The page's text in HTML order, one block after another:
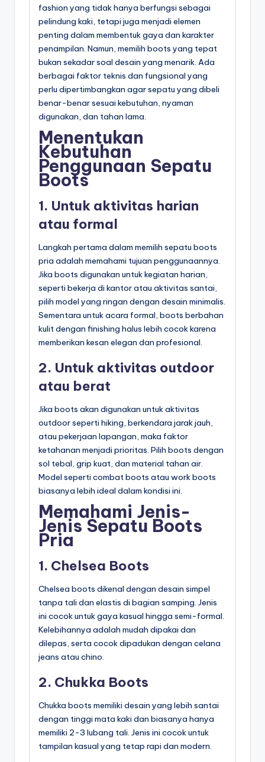
fashion yang tidak hanya berfungsi sebagai
pelindung kaki, tetapi juga menjadi elemen
penting dalam membentuk gaya dan karakter
penampilan. Namun, memilih boots yang tepat
bukan sekadar soal desain yang menarik. Ada
berbagai faktor teknis dan fungsional yang
perlu dipertimbangkan agar sepatu yang dibeli
benar-benar sesuai kebutuhan, nyaman
digunakan, dan tahan lama.
Menentukan
Kebutuhan
Penggunaan Sepatu
Boots
1. Untuk aktivitas harian
atau formal
Langkah pertama dalam memilih sepatu boots
pria adalah memahami tujuan penggunaannya.
Jika boots digunakan untuk kegiatan harian,
seperti bekerja di kantor atau aktivitas santai,
pilih model yang ringan dengan desain minimalis.
Sementara untuk acara formal, boots berbahan
kulit dengan finishing halus lebih cocok karena
memberikan kesan elegan dan profesional.
2. Untuk aktivitas outdoor
atau berat
Jika boots akan digunakan untuk aktivitas
outdoor seperti hiking, berkendara jarak jauh,
atau pekerjaan lapangan, maka faktor
ketahanan menjadi prioritas. Pilih boots dengan
sol tebal, grip kuat, dan material tahan air.
Model seperti combat boots atau work boots
biasanya lebih ideal dalam kondisi ini.
Memahami Jenis-
Jenis Sepatu Boots
Pria
1. Chelsea Boots
Chelsea boots dikenal dengan desain simpel
tanpa tali dan elastis di bagian samping. Jenis
ini cocok untuk gaya kasual hingga semi-formal.
Kelebihannya adalah mudah dipakai dan
dilepas, serta cocok dipadukan dengan celana
jeans atau chino.
2. Chukka Boots
Chukka boots memiliki desain yang lebih santai
dengan tinggi mata kaki dan biasanya hanya
memiliki 2-3 lubang tali. Jenis ini cocok untuk
tampilan kasual yang tetap rapi dan modern.